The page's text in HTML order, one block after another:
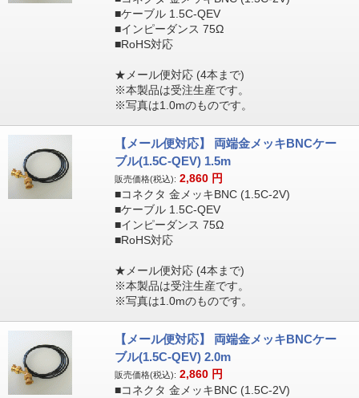
■ケーブル 1.5C-QEV
■インピーダンス 75Ω
■RoHS対応
★メール便対応 (4本まで)
※本製品は受注生産です。
※写真は1.0mのものです。
【メール便対応】 両端金メッキBNCケー
ブル(1.5C-QEV) 1.5m
販売価格(税込): 2,860 円
■コネクタ 金メッキBNC (1.5C-2V)
■ケーブル 1.5C-QEV
■インピーダンス 75Ω
■RoHS対応
★メール便対応 (4本まで)
※本製品は受注生産です。
※写真は1.0mのものです。
【メール便対応】 両端金メッキBNCケー
ブル(1.5C-QEV) 2.0m
販売価格(税込): 2,860 円
■コネクタ 金メッキBNC (1.5C-2V)